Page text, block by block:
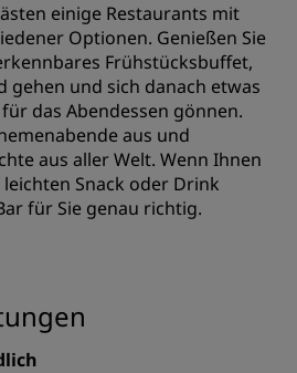
einige Restaurants mit
Optionen. Genießen Sie
Frühstücksbuffet,
gehen und sich danach etwas
das Abendessen gönnen.
aus und
aus aller Welt. Wenn Ihnen
Snack oder Drink
für Sie genau richtig.